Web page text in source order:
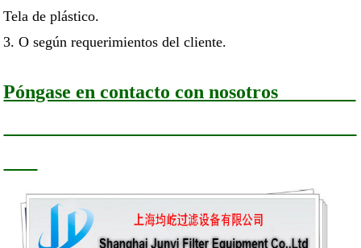
Tela de plástico.
3. O según requerimientos del cliente.
Póngase en contacto con nosotros